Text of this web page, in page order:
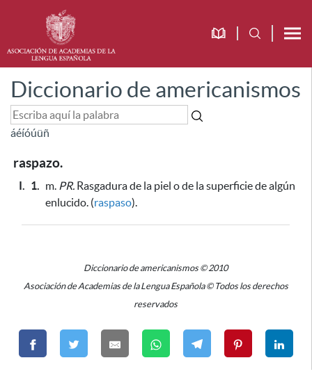
Diccionario de americanismos
áéíóúüñ
raspazo.
I. 1. m. PR. Rasgadura de la piel o de la superficie de algún
enlucido. (raspaso).
Diccionario de americanismos © 2010
Asociación de Academias de la Lengua Española © Todos los derechos
reservados